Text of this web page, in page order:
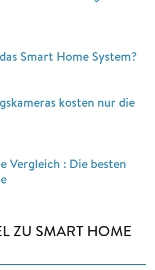
Smart Home System?
kosten nur die
Vergleich : Die besten
ZU SMART HOME